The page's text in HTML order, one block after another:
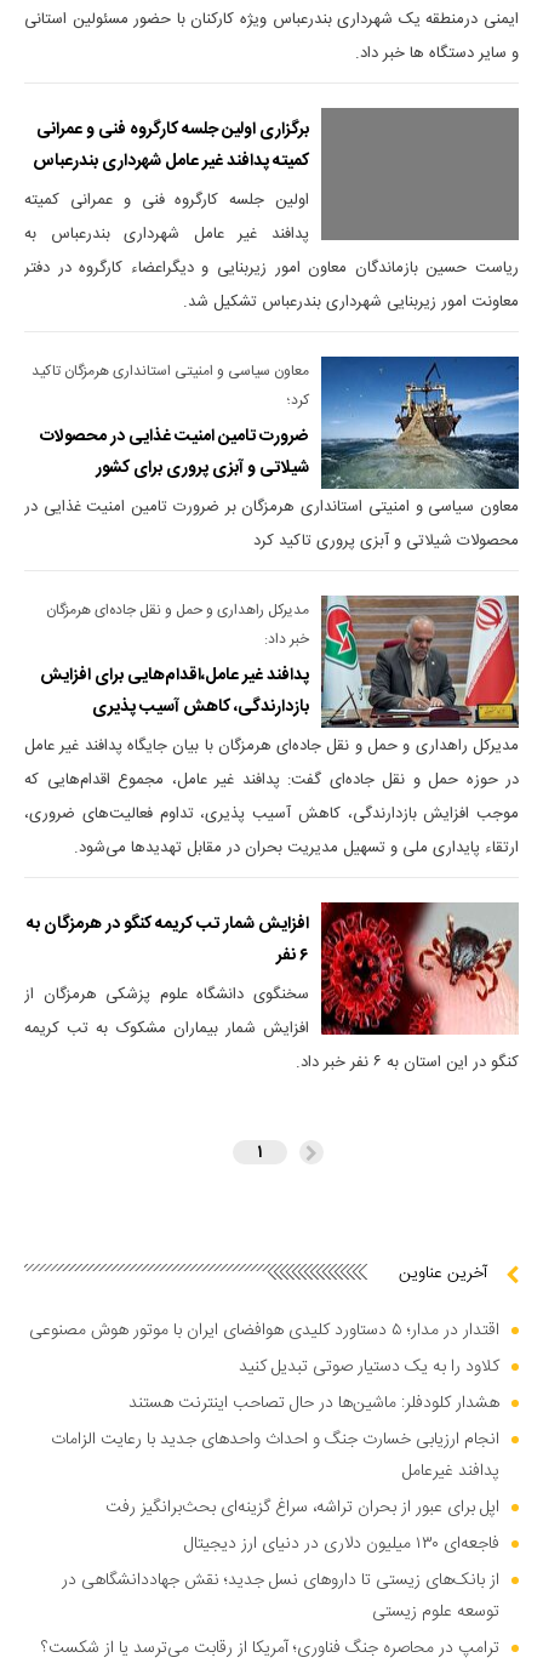
ایمنی درمنطقه یک شهرداری بندرعباس ویژه کارکنان با حضور مسئولین استانی
و سایر دستگاه ها خبر داد.
برگزاری اولین جلسه کارگروه فنی و عمرانی
کمیته پدافند غیر عامل شهرداری بندرعباس
اولین جلسه کارگروه فنی و عمرانی کمیته
پدافند غیر عامل شهرداری بندرعباس به
ریاست حسین بازماندگان معاون امور زیربنایی و دیگراعضاء کارگروه در دفتر
معاونت امور زیربنایی شهرداری بندرعباس تشکیل شد.
معاون سیاسی و امنیتی استانداری هرمزگان تاکید
کرد؛
ضرورت تامین امنیت غذایی در محصولات
شیلاتی و آبزی پروری برای کشور
معاون سیاسی و امنیتی استانداری هرمزگان بر ضرورت تامین امنیت غذایی در
محصولات شیلاتی و آبزی پروری تاکید کرد
مدیرکل راهداری و حمل و نقل جاده‌ای هرمزگان
خبر داد:
پدافند غیر عامل،اقدام‌هایی برای افزایش
بازدارندگی، کاهش آسیب پذیری
مدیرکل راهداری و حمل و نقل جاده‌ای هرمزگان با بیان جایگاه پدافند غیر عامل
در حوزه حمل و نقل جاده‌ای گفت: پدافند غیر عامل، مجموع اقدام‌هایی که
موجب افزایش بازدارندگی، کاهش آسیب پذیری، تداوم فعالیت‌های ضروری،
ارتقاء پایداری ملی و تسهیل مدیریت بحران در مقابل تهدیدها می‌شود.
افزایش شمار تب کریمه کنگو در هرمزگان به
۶ نفر
سخنگوی دانشگاه علوم پزشکی هرمزگان از
افزایش شمار بیماران مشکوک به تب کریمه
کنگو در این استان به ۶ نفر خبر داد.
۱
آخرین عناوین
اقتدار در مدار؛ ۵ دستاورد کلیدی هوافضای ایران با موتور هوش مصنوعی
کلاود را به یک دستیار صوتی تبدیل کنید
هشدار کلودفلر: ماشین‌ها در حال تصاحب اینترنت هستند
انجام ارزیابی خسارت جنگ و احداث واحد‌های جدید با رعایت الزامات
پدافند غیرعامل
اپل برای عبور از بحران تراشه، سراغ گزینه‌ای بحث‌برانگیز رفت
فاجعه‌ای ۱۳۰ میلیون دلاری در دنیای ارز دیجیتال
از بانک‌های زیستی تا دارو‌های نسل جدید؛ نقش جهاددانشگاهی در
توسعه علوم زیستی
ترامپ در محاصره جنگ فناوری؛ آمریکا از رقابت می‌ترسد یا از شکست؟